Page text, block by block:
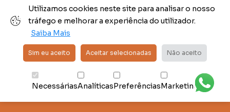
Política de Privacidade|Centro de Arbitragem
Saltypuzzle.com
Utilizamos cookies neste site para analisar o nosso
tráfego e melhorar a experiência do utilizador.
Saiba Mais
Sim eu aceito Aceitar selecionadas Não aceito
NecessáriasAnalíticasPreferênciasMarketing